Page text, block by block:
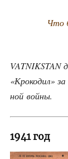
Что
VATNIKSTAN
«Кро­ко­дил»
ной войны.
1941 год